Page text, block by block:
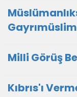
Milli Görüş
Kıbrıs'ı